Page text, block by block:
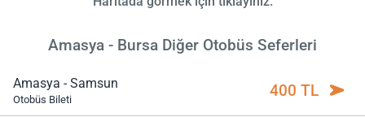
Amasya - Bursa Diğer Otobüs Seferleri
Amasya - Samsun
Otobüs Bileti 400 TL